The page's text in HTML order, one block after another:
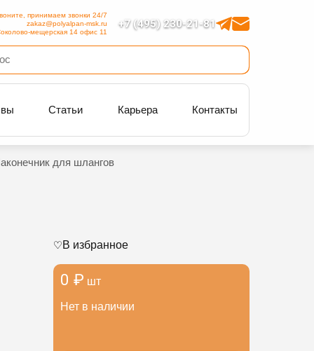
+7 (495) 230-21-81
принимаем звонки 24/7
zakaz@polyalpan-msk.ru
мещерская 14 офис 11
Статьи Карьера Контакты
для шлангов
0 ₽ шт
Нет в наличии
В избранное